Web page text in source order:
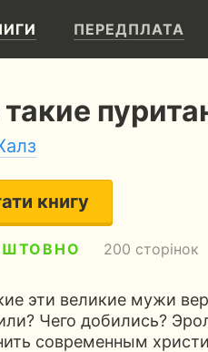
ПЕРЕДПЛАТА
книгу
200 сторінок
эти великие мужи
Чего добились?
современным